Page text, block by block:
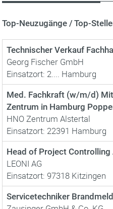
Top-Neuzugänge / Top-
Technischer Verkauf
Georg Fischer GmbH
Einsatzort: 2.... Hamburg
Med. Fachkraft (w/m/d)
Zentrum in Hamburg
HNO Zentrum Alstertal
Einsatzort: 22391 Hamburg
Head of Project
LEONI AG
Einsatzort: 97318 Kitzingen
Servicetechniker